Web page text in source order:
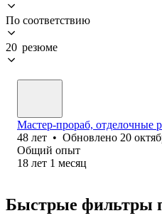
По соответствию
20 резюме
Мастер-прораб, отделочные
48 лет • Обновлено 20
Общий опыт
18 лет 1 месяц
Быстрые фильтры